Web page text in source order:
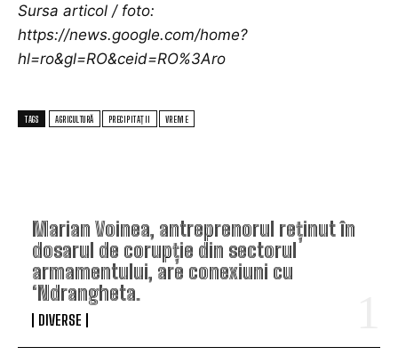
Marian Voinea, antreprenorul reținut în
dosarul de corupție din sectorul
armamentului, are conexiuni cu
‘Ndrangheta.
DIVERSE
Sursa articol / foto:
https://news.google.com/home?
hl=ro&gl=RO&ceid=RO%3Aro
TAGS AGRICULTURĂ PRECIPITAȚII VREME